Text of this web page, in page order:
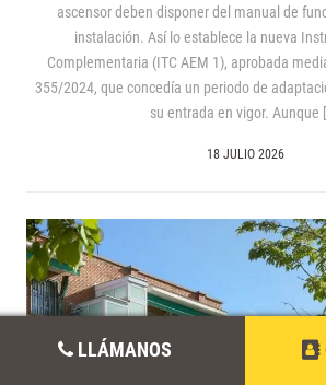
ascensor deben disponer del manual de
instalación. Así lo establece la nueva
Complementaria (ITC AEM 1), aprobada
355/2024, que concedía un periodo de
su entrada en vigor. Aunque
18 JULIO 2026
LLÁMANOS